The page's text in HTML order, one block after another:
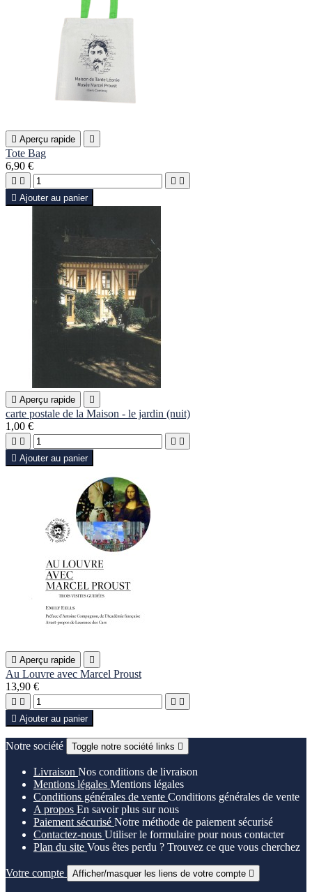
 Aperçu rapide 
Tote Bag
6,90 €
   
 Ajouter au panier
 Aperçu rapide 
carte postale de la Maison - le jardin (nuit)
1,00 €
   
 Ajouter au panier
 Aperçu rapide 
Au Louvre avec Marcel Proust
13,90 €
   
 Ajouter au panier
Notre société Toggle notre société links 
Livraison Nos conditions de livraison
Mentions légales Mentions légales
Conditions générales de vente Conditions générales de vente
A propos En savoir plus sur nous
Paiement sécurisé Notre méthode de paiement sécurisé
Contactez-nous Utiliser le formulaire pour nous contacter
Plan du site Vous êtes perdu ? Trouvez ce que vous cherchez
Votre compte Afficher/masquer les liens de votre compte 